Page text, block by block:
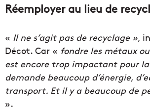
Réemployer au lieu de
« Il ne s’agit pas de recyclage »,
Décot. Car « fondre les métaux
est encore trop impactant pour
demande beaucoup d’énergie,
transport. Et il y a beaucoup de
».